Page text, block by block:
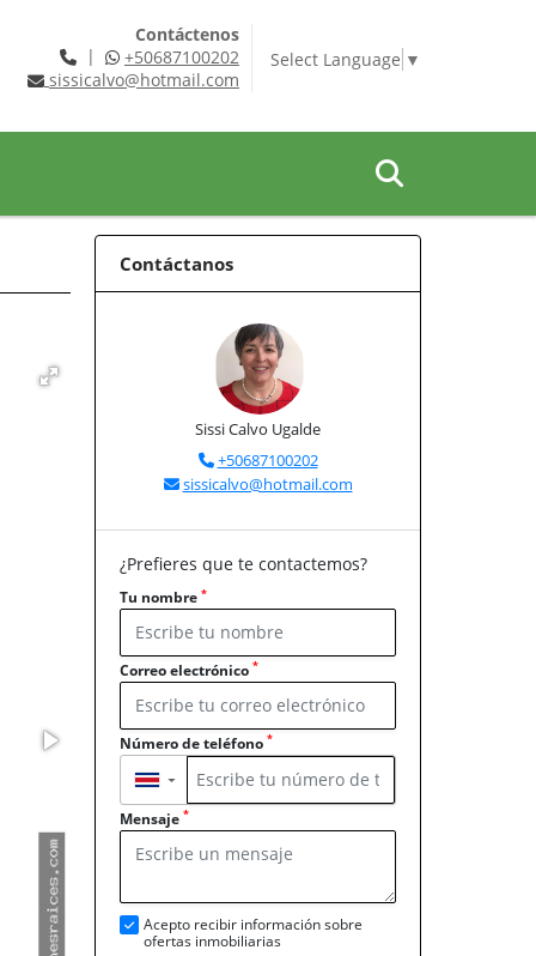
Contáctenos
|
+50687100202
sissicalvo@hotmail.com
Select Language ▼
Contáctanos
Sissi Calvo Ugalde
+50687100202
sissicalvo@hotmail.com
¿Prefieres que te contactemos?
Tu nombre *
Correo electrónico *
Número de teléfono *
▼
Mensaje *
Acepto recibir información sobre
ofertas inmobiliarias